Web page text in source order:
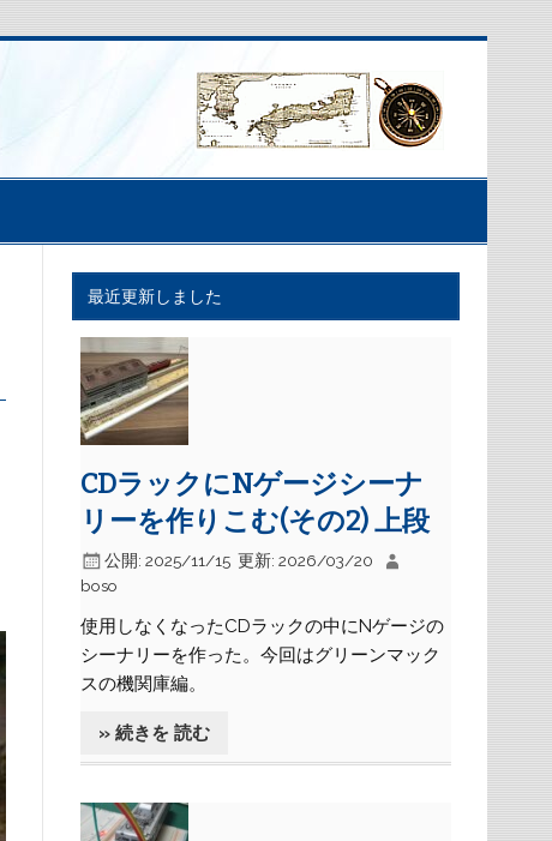
最近更新しました
CDラックにNゲージシーナ
リーを作りこむ(その2) 上段
公開: 2025/11/15 更新: 2026/03/20
boso
使用しなくなったCDラックの中にNゲージの
シーナリーを作った。今回はグリーンマック
スの機関庫編。
» 続きを 読む